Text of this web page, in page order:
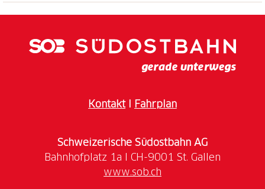
Geniessen Sie die Hinfahrt über die Gotthard-
Ihrer Ankunft schlendern Sie im Tessiner
Kantonshauptort Bellinzona durch seine schmucken
Gassen und entdecken die Burg Castelgrande. Auf der
KontaktI Fahrplan
Schweizerische Südostbahn AG
www.sob.ch